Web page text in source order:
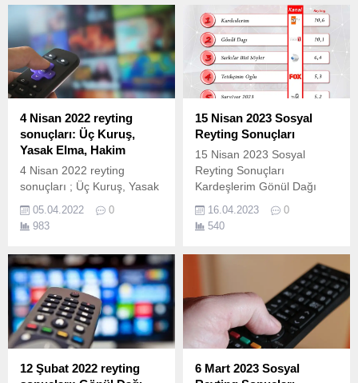
4 Nisan 2022 reyting
sonuçları: Üç Kuruş,
Yasak Elma, Hakim
4 Nisan 2022 reyting
sonuçları ; Üç Kuruş, Yasak
Elma, Alparslan: Büyük
Selçuklu, Hakim ve bir çok
yapım ekranda izleyicileri ile
Pazartesi reyting sonuçları;
4 Nisan Pazartesi reyting
sonuçları nasıl
hesaplanıyor? 4 Nisan
reyting sonuçları Total, AB
ve 20+ABC1 olarak ölçülen
reyting sonuçlarına göre
sıralama belli oluyor....
05.04.2022
0
983
15 Nisan 2023 Sosyal
Reyting Sonuçları
15 Nisan 2023 Sosyal
Reyting Sonuçları
Kardeşlerim Gönül Dağı
Şarkılar Bizi Söyler
Tetikçinin Oğlu Survivor
2023
16.04.2023
0
540
12 Şubat 2022 reyting
6 Mart 2023 Sosyal